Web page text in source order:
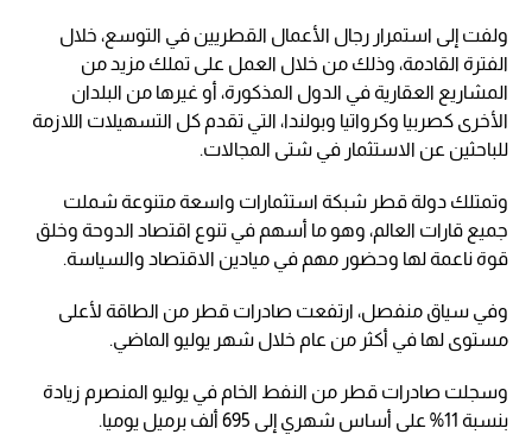
ولفت إلى استمرار رجال الأعمال القطريين في التوسع، خلال
الفترة القادمة، وذلك من خلال العمل على تملك مزيد من
المشاريع العقارية في الدول المذكورة، أو غيرها من البلدان
الأخرى كصربيا وكرواتيا وبولندا، التي تقدم كل التسهيلات اللازمة
للباحثين عن الاستثمار في شتى المجالات.
وتمتلك دولة قطر شبكة استثمارات واسعة متنوعة شملت
جميع قارات العالم، وهو ما أسهم في تنوع اقتصاد الدوحة وخلق
قوة ناعمة لها وحضور مهم في ميادين الاقتصاد والسياسة.
وفي سياق منفصل، ارتفعت صادرات قطر من الطاقة لأعلى
مستوى لها في أكثر من عام خلال شهر يوليو الماضي.
وسجلت صادرات قطر من النفط الخام في يوليو المنصرم زيادة
بنسبة 11% على أساس شهري إلى 695 ألف برميل يوميا.